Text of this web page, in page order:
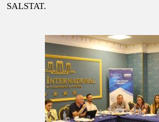
SALSTAT.